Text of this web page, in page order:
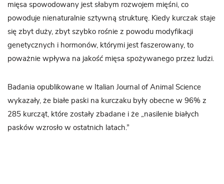
mięsa spowodowany jest słabym rozwojem mięśni, co
powoduje nienaturalnie sztywną strukturę. Kiedy kurczak staje
się zbyt duży, zbyt szybko rośnie z powodu modyfikacji
genetycznych i hormonów, którymi jest faszerowany, to
poważnie wpływa na jakość mięsa spożywanego przez ludzi.
Badania opublikowane w Italian Journal of Animal Science
wykazały, że białe paski na kurczaku były obecne w 96% z
285 kurcząt, które zostały zbadane i że „nasilenie białych
pasków wzrosło w ostatnich latach.”